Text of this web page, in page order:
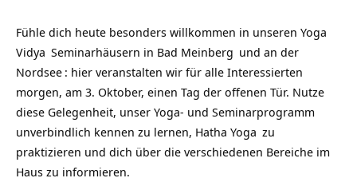
Fühle dich heute besonders willkommen in unseren Yoga
Vidya Seminarhäusern in Bad Meinberg und an der
Nordsee : hier veranstalten wir für alle Interessierten
morgen, am 3. Oktober, einen Tag der offenen Tür. Nutze
diese Gelegenheit, unser Yoga- und Seminarprogramm
unverbindlich kennen zu lernen, Hatha Yoga zu
praktizieren und dich über die verschiedenen Bereiche im
Haus zu informieren.